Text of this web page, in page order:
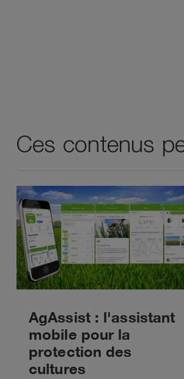
Ces contenus
AgAssist : l'assistant
mobile pour la
protection des
cultures